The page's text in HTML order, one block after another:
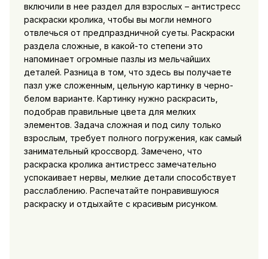
включили в нее раздел для взрослых – антистресс
раскраски кролика, чтобы вы могли немного
отвлечься от предпраздничной суеты. Раскраски
раздела сложные, в какой-то степени это
напоминает огромные пазлы из мельчайших
деталей. Разница в том, что здесь вы получаете
пазл уже сложенным, цельную картинку в черно-
белом варианте. Картинку нужно раскрасить,
подобрав правильные цвета для мелких
элементов. Задача сложная и под силу только
взрослым, требует полного погружения, как самый
занимательный кроссворд. Замечено, что
раскраска кролика антистресс замечательно
успокаивает нервы, мелкие детали способствует
расслаблению. Распечатайте понравившуюся
раскраску и отдыхайте с красивым рисунком.